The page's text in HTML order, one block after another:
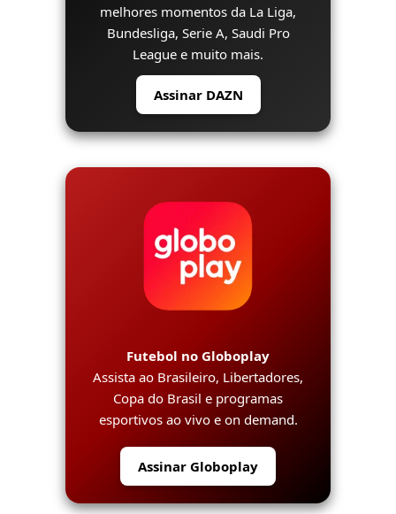
melhores momentos da La Liga,
Bundesliga, Serie A, Saudi Pro
League e muito mais.
Assinar DAZN
Futebol no Globoplay
Assista ao Brasileiro, Libertadores,
Copa do Brasil e programas
esportivos ao vivo e on demand.
Assinar Globoplay